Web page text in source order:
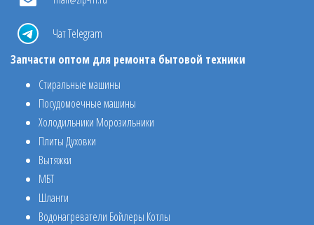
Чат Telegram
Запчасти оптом для ремонта бытовой техники
Стиральные машины
Посудомоечные машины
Холодильники Морозильники
Плиты Духовки
Вытяжки
МБТ
Шланги
Водонагреватели Бойлеры Котлы